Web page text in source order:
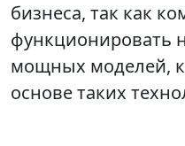
бизнеса, так как
функционировать
мощных моделей,
основе таких